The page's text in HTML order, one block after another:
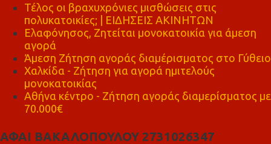
Τέλος οι βραχυχρόνιες μισθώσεις στις
πολυκατοικίες; | ΕΙΔΗΣΕΙΣ ΑΚΙΝΗΤΩΝ
Ελαφόνησος, Ζητείται μονοκατοικία για άμεση
αγορά
Άμεση Ζήτηση αγοράς διαμέρισματος στο Γύθειο
Χαλκίδα - Ζήτηση για αγορά ημιτελούς
μονοκατοικίας
Αθήνα κέντρο - Ζήτηση αγοράς διαμερίσματος με
70.000€
ΑΦΑΙ ΒΑΚΑΛΟΠΟΥΛΟΥ 2731026347